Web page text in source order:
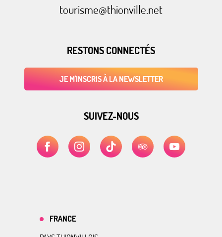
tourisme@thionville.net
RESTONS CONNECTÉS
JE M'INSCRIS À LA NEWSLETTER
SUIVEZ-NOUS
FRANCE